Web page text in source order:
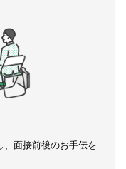
、面接前後のお手伝を